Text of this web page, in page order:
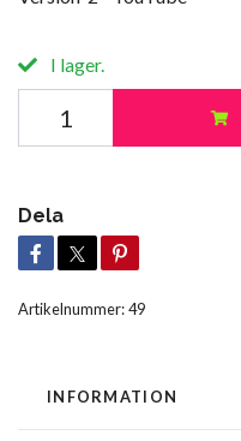
I lager.
Dela
Artikelnummer:49
INFORMATION